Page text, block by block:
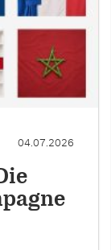
04.07.2026